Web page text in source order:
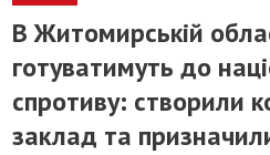
В Житомирській
готуватимуть до
спротиву: створили
заклад та